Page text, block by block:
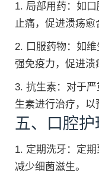
1. 局部用药：如
止痛，促进溃疡愈
2. 口服药物：如
强免疫力，促进溃
3. 抗生素：对于
生素进行治疗，以
五、口腔护
1. 定期洗牙：定期
减少细菌滋生。